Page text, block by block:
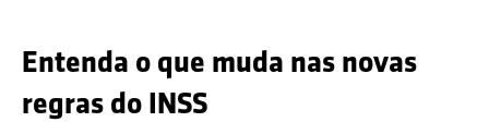
Entenda o que muda nas novas
regras do INSS